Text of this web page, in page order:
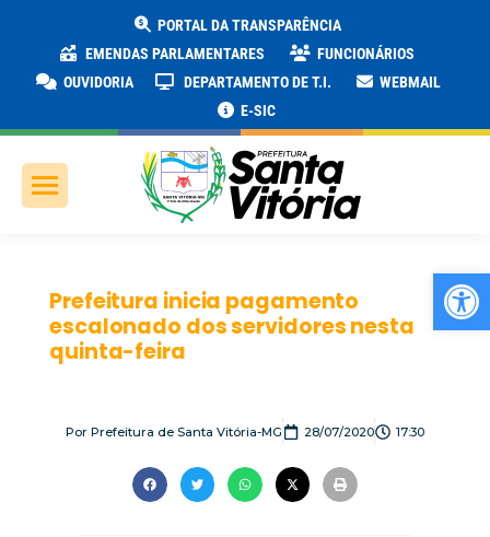
PORTAL DA TRANSPARÊNCIA
EMENDAS PARLAMENTARES
FUNCIONÁRIOS
OUVIDORIA
DEPARTAMENTO DE T.I.
WEBMAIL
E-SIC
Prefeitura inicia pagamento
escalonado dos servidores nesta
quinta-feira
Por Prefeitura de Santa Vitória-MG 28/07/2020 17:30